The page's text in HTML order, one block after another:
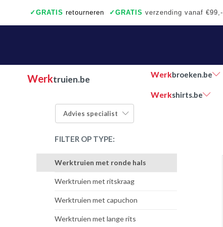
✓ GRATIS retourneren ✓ GRATIS verzending vanaf €99,-
Werktruien.be Werkbroeken.be
Werkshirts.be
FILTER OP TYPE:
Werktruien met ronde hals
Werktruien met ritskraag
Werktruien met capuchon
Werktruien met lange rits
Advies specialist